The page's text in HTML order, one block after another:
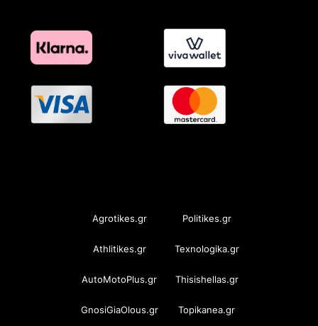
Agrotikes.gr Politikes.gr
Athlitikes.gr Texnologika.gr
AutoMotoPlus.gr Thisishellas.gr
GnosiGiaOlous.gr Topikanea.gr